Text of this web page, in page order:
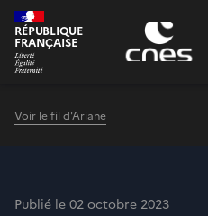
Panneau de gestion des cookies
RÉPUBLIQUE
FRANÇAISE
Voir le fil d'Ariane
Publié le 02 octobre 2023